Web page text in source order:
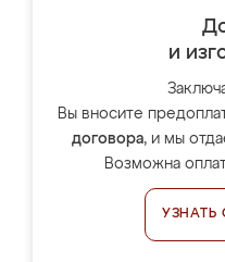
и
Вы вносите
договора, и мы
Возможна
УЗНАТЬ